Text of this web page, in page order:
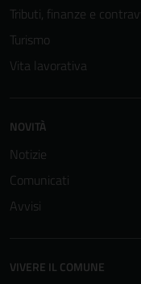
Tributi, finanze e
Turismo
Vita lavorativa
NOVITÀ
Notizie
Comunicati
Avvisi
VIVERE IL COMUNE